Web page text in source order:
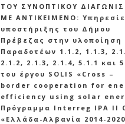
ΤΟΥ ΣΥΝΟΠΤΙΚΟΥ
ΜΕ ΑΝΤΙΚΕΙΜΕΝΟ:
υποστήριξης του Δήμου
Πρέβεζας στην υλοποίηση
Παραδοτέων 1.1.2, 1.1.3,
2.1.2, 2.1.3, 2.1.4, 5.1.1 και
του έργου SOLIS «Cross –
border cooperation for
efficiency using solar
Πρόγραμμα Interreg IPA ΙΙ
«Ελλάδα-Αλβανία 2014-